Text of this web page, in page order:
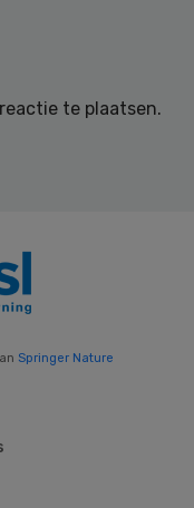
te plaatsen.
Springer Nature